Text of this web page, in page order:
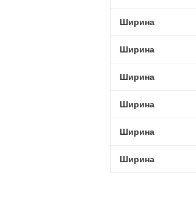
Ширина
Ширина
Ширина
Ширина
Ширина
Ширина